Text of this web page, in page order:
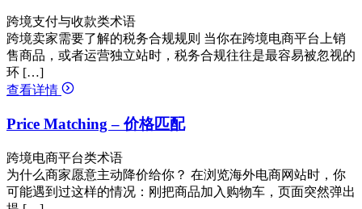
跨境支付与收款类术语
跨境卖家需要了解的税务合规规则 当你在跨境电商平台上销
售商品，或者运营独立站时，税务合规往往是最容易被忽视的
环 […]
查看详情
Price Matching – 价格匹配
跨境电商平台类术语
为什么商家愿意主动降价给你？ 在浏览海外电商网站时，你
可能遇到过这样的情况：刚把商品加入购物车，页面突然弹出